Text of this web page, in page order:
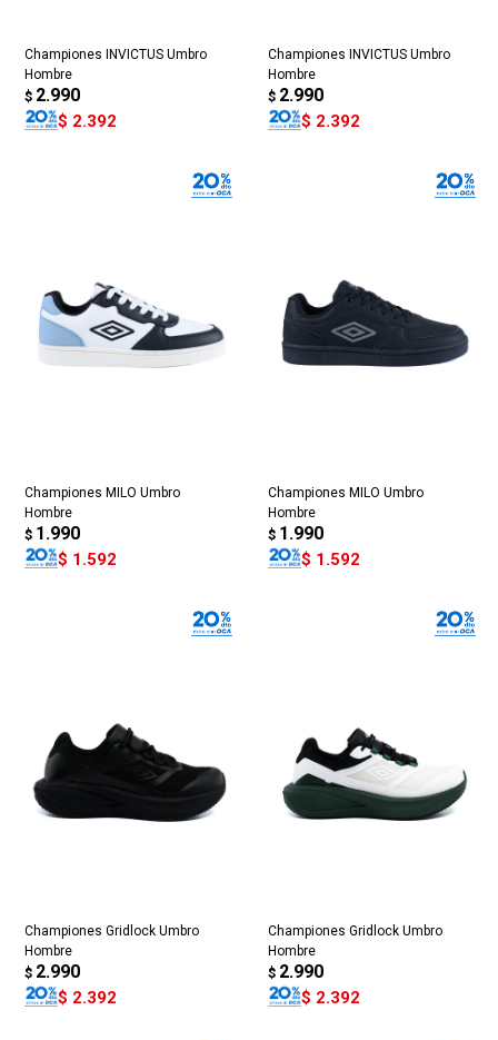
Championes INVICTUS Umbro
Hombre
$ 2.990
$ 2.392
Championes INVICTUS Umbro
Hombre
$ 2.990
$ 2.392
Championes MILO Umbro
Hombre
$ 1.990
$ 1.592
Championes MILO Umbro
Hombre
$ 1.990
$ 1.592
Championes Gridlock Umbro
Hombre
$ 2.990
$ 2.392
Championes Gridlock Umbro
Hombre
$ 2.990
$ 2.392